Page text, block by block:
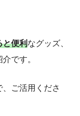
と便利なグッズ、
です。
、ご活用くださ